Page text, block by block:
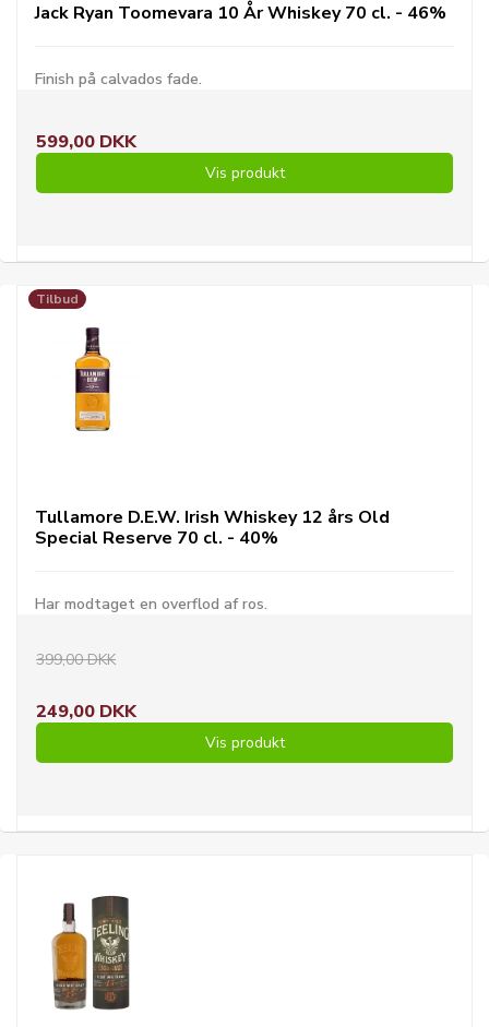
Jack Ryan Toomevara 10 År Whiskey 70 cl. - 46%
Finish på calvados fade.
599,00 DKK
Vis produkt
Tilbud
Tullamore D.E.W. Irish Whiskey 12 års Old
Special Reserve 70 cl. - 40%
Har modtaget en overflod af ros.
399,00 DKK
249,00 DKK
Vis produkt